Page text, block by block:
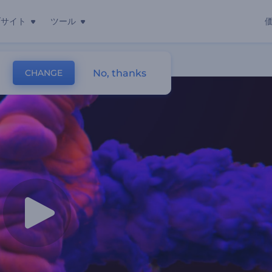
イト ツール
CHANGE No, thanks